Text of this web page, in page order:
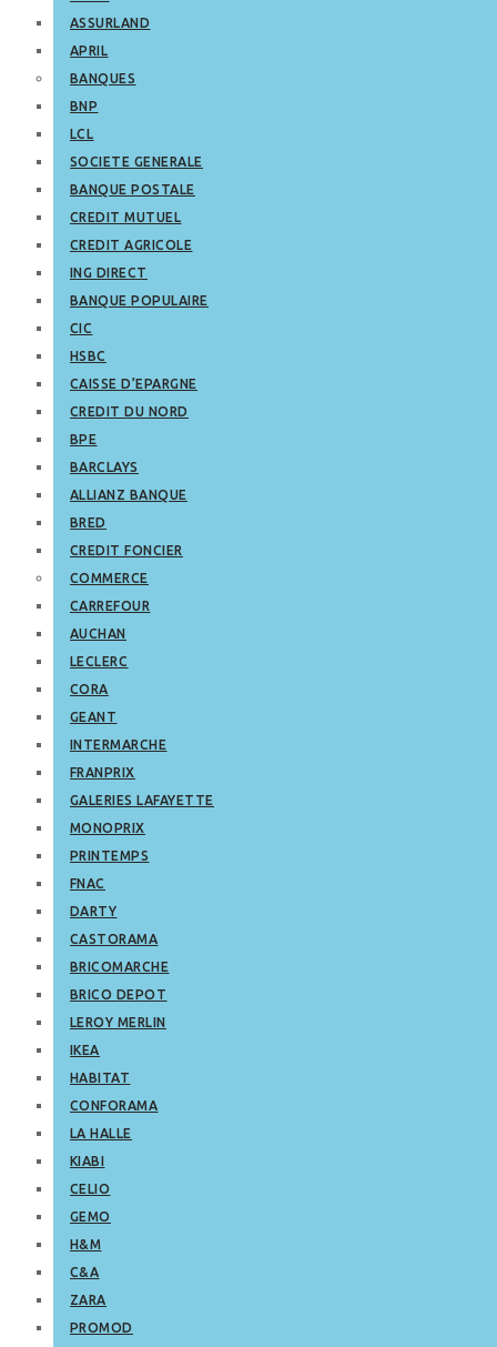
ASSURLAND
APRIL
BANQUES
BNP
LCL
SOCIETE GENERALE
BANQUE POSTALE
CREDIT MUTUEL
CREDIT AGRICOLE
ING DIRECT
BANQUE POPULAIRE
CIC
HSBC
CAISSE D’EPARGNE
CREDIT DU NORD
BPE
BARCLAYS
ALLIANZ BANQUE
BRED
CREDIT FONCIER
COMMERCE
CARREFOUR
AUCHAN
LECLERC
CORA
GEANT
INTERMARCHE
FRANPRIX
GALERIES LAFAYETTE
MONOPRIX
PRINTEMPS
FNAC
DARTY
CASTORAMA
BRICOMARCHE
BRICO DEPOT
LEROY MERLIN
IKEA
HABITAT
CONFORAMA
LA HALLE
KIABI
CELIO
GEMO
H&M
C&A
ZARA
PROMOD